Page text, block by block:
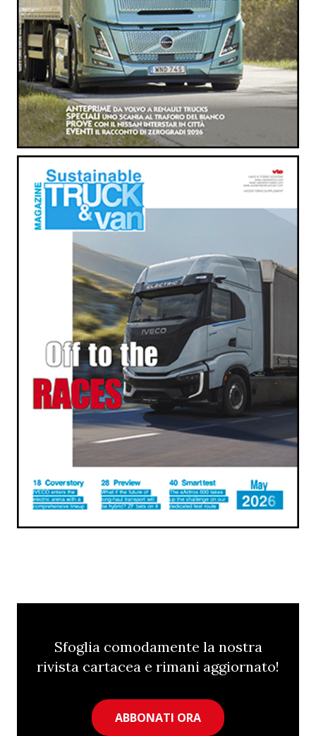
Sfoglia comodamente la nostra
rivista cartacea e rimani aggiornato!
ABBONATI ORA